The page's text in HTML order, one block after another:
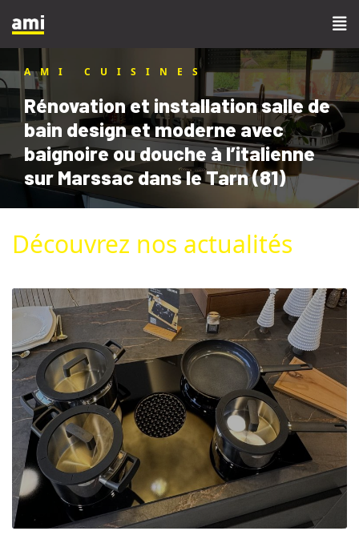
AMI CUISINES
Rénovation et installation salle de
bain design et moderne avec
baignoire ou douche à l’italienne
sur Marssac dans le Tarn (81)
Découvrez nos actualités